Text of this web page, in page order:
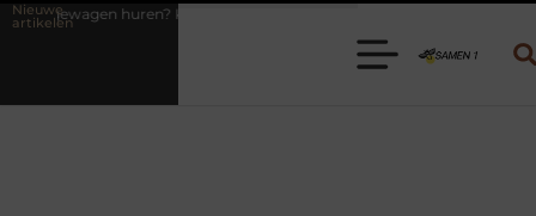
Nieuwe
artikelen
Kies de juiste aanhanger voor jouw klus